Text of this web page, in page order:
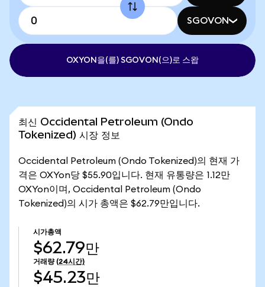
SGOVON
OXYON을(를) SGOVON(으)로 스왑
최신 Occidental Petroleum (Ondo
Tokenized) 시장 정보
Occidental Petroleum (Ondo Tokenized)의 현재 가
격은 OXYon당 $55.90입니다. 현재 유통량은 1.12만
OXYon이며, Occidental Petroleum (Ondo
Tokenized)의 시가 총액은 $62.79만입니다.
시가총액
$62.79만
거래량 (24시간)
$45.23만